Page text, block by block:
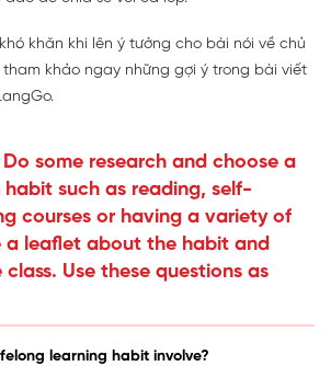
khăn khi lên ý tưởng cho bài nói về chủ
khảo ngay những gợi ý trong bài viết
some research and choose a
habit such as reading, self-
courses or having a variety of
a leaflet about the habit and
Use these questions as
learning habit involve?